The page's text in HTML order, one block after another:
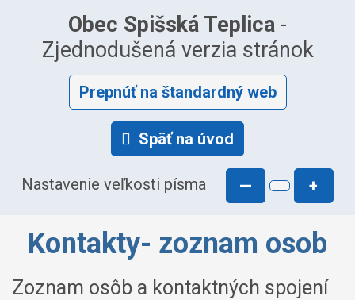
Obec Spišská Teplica -
Zjednodušená verzia stránok
Prepnúť na štandardný web
Späť na úvod
Nastavenie veľkosti písma — +
Kontakty- zoznam osob
Zoznam osôb a kontaktných spojení